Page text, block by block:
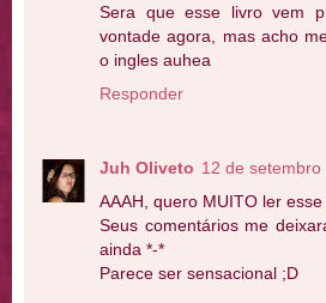
Sera que esse livro vem
vontade agora, mas acho
o ingles auhea
Responder
Juh Oliveto 12 de
AAAH, quero MUITO ler esse
Seus comentários me
ainda *-*
Parece ser sensacional ;D